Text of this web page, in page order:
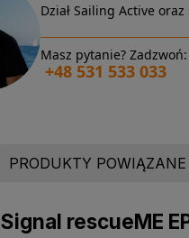
Dział Sailing Active
Masz pytanie? Zadzwoń:
+48 531 533 033
PRODUKTY POWIĄZANE
rescueME